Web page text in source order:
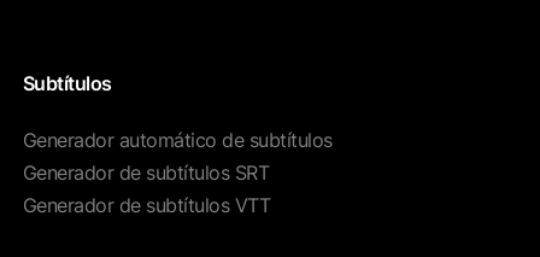
Subtítulos
Generador automático de subtítulos
Generador de subtítulos SRT
Generador de subtítulos VTT